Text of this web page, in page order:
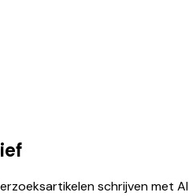
schrijven met AI